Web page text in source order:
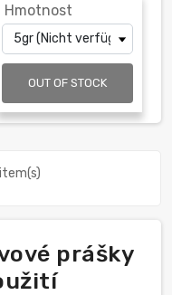
Hmotnost
OUT OF STOCK
prášky